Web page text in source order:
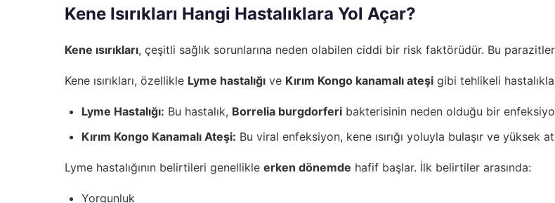
Kene Isırıkları Hangi Hastalıklara Yol Açar?
Kene ısırıkları, çeşitli sağlık sorunlarına neden olabilen ciddi bir risk faktörüdür. Bu
Kene ısırıkları, özellikle Lyme hastalığı ve Kırım Kongo kanamalı ateşi gibi tehlikeli
Lyme Hastalığı: Bu hastalık, Borrelia burgdorferi bakterisinin neden olduğu bir
Kırım Kongo Kanamalı Ateşi: Bu viral enfeksiyon, kene ısırığı yoluyla bulaşır ve yüksek
Lyme hastalığının belirtileri genellikle erken dönemde hafif başlar. İlk belirtiler arasında:
Yorgunluk